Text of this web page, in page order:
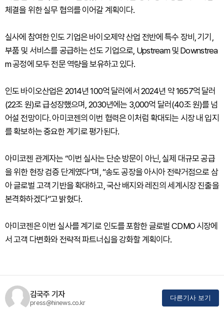
체결을 위한 실무 협의를 이어갈 계획이다.
실사에 참여한 인도 기업은 바이오제약 산업 전반에 특수 장비, 기기,
부품 및 서비스를 공급하는 선도 기업으로, Upstream 및 Downstrea
m 공정에 모두 전문 역량을 보유하고 있다.
인도 바이오산업은 2014년 100억 달러에서 2024년 약 1657억 달러
(22조 원)로 급성장했으며, 2030년에는 3,000억 달러(40조 원)를 넘
어설 전망이다. 아미코젠의 이번 협력은 이처럼 확대되는 시장 내 입지
를 확보하는 중요한 계기로 평가된다.
아미코젠 관계자는 “이번 실사는 단순 방문이 아닌, 실제 대규모 공급
을 위한 현장 검증 단계였다”며, “송도 공장을 아시아 전략거점으로 삼
아 글로벌 고객 기반을 확대하고, 국산 배지와 레진의 세계시장 진출을
본격화하겠다”고 밝혔다.
아미코젠은 이번 실사를 계기로 인도를 포함한 글로벌 CDMO 시장에
서 고객 다변화와 전략적 파트너십을 강화할 계획이다.
김국주 기자
press@hinews.co.kr
다른기사 보기